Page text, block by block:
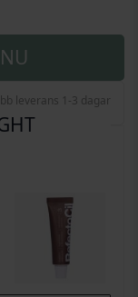
leverans 1-3 dagar